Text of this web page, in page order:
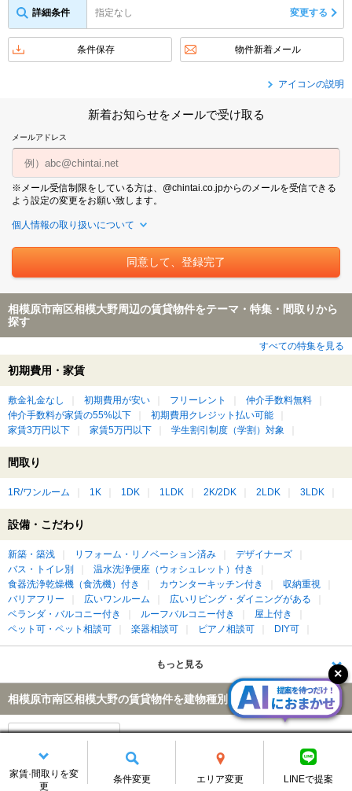
家賃·間取りを変
更
条件変更 エリア変更 LINEで提案
詳細条件 指定なし 変更する
条件保存 物件新着メール
アイコンの説明
新着お知らせをメールで受け取る
メールアドレス
※メール受信制限をしている方は、@chintai.co.jpからのメールを受信できる
よう設定の変更をお願い致します。
個人情報の取り扱いについて
相模原市南区相模大野周辺の賃貸物件をテーマ・特集・間取りから
探す
すべての特集を見る
初期費用・家賃
敷金礼金なし 初期費用が安い フリーレント
仲介手数料無料
仲介手数料が家賃の55%以下
初期費用クレジット払い可能
家賃3万円以下
家賃5万円以下 学生割引制度（学割）対象
間取り
1R/ワンルーム 1K 1DK 1LDK 2K/2DK 2LDK 3LDK
設備・こだわり
新築・築浅 リフォーム・リノベーション済み
デザイナーズ
バス・トイレ別
温水洗浄便座（ウォシュレット）付き
食器洗浄乾燥機（食洗機）付き
カウンターキッチン付き
収納重視
バリアフリー
広いワンルーム
広いリビング・ダイニングがある
ベランダ・バルコニー付き
ルーフバルコニー付き
屋上付き
ペット可・ペット相談可
楽器相談可 ピアノ相談可 DIY可
もっと見る
相模原市南区相模大野の賃貸物件を建物種別に絞って探す